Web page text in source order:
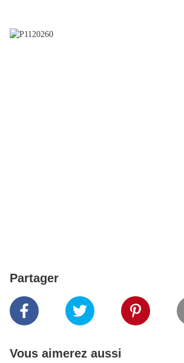
Partager
Vous aimerez aussi